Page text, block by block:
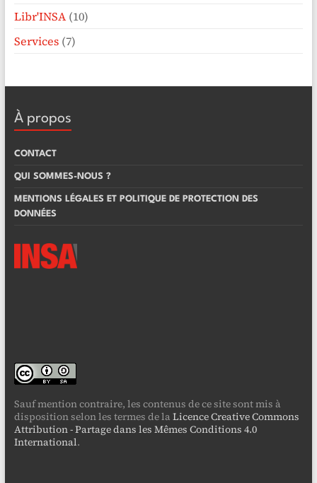
Libr'INSA(10)
Services(7)
À propos
CONTACT
QUI SOMMES-NOUS ?
MENTIONS LÉGALES ET POLITIQUE DE PROTECTION DES
DONNÉES
Sauf mention contraire, les contenus de ce site sont mis à
disposition selon les termes de laLicence Creative Commons
Attribution - Partage dans les Mêmes Conditions 4.0
International.